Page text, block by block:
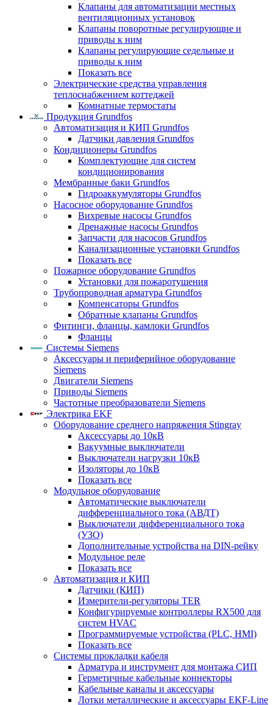
Клапаны для автоматизации местных
вентиляционных установок
Клапаны поворотные регулирующие и
приводы к ним
Клапаны регулирующие седельные и
приводы к ним
Показать все
Электрические средства управления
теплоснабжением коттеджей
Комнатные термостаты
Продукция Grundfos
Автоматизация и КИП Grundfos
Датчики давления Grundfos
Кондиционеры Grundfos
Комплектующие для систем
кондиционирования
Мембранные баки Grundfos
Гидроаккумуляторы Grundfos
Насосное оборудование Grundfos
Вихревые насосы Grundfos
Дренажные насосы Grundfos
Запчасти для насосов Grundfos
Канализационные установки Grundfos
Показать все
Пожарное оборудование Grundfos
Установки для пожаротушения
Трубопроводная арматура Grundfos
Компенсаторы Grundfos
Обратные клапаны Grundfos
Фитинги, фланцы, камлоки Grundfos
Фланцы
Системы Siemens
Аксессуары и периферийное оборудование
Siemens
Двигатели Siemens
Приводы Siemens
Частотные преобразователи Siemens
Электрика EKF
Оборудование среднего напряжения Stingray
Аксессуары до 10кВ
Вакуумные выключатели
Выключатели нагрузки 10кВ
Изоляторы до 10кВ
Показать все
Модульное оборудование
Автоматические выключатели
дифференциального тока (АВДТ)
Выключатели дифференциального тока
(УЗО)
Дополнительные устройства на DIN-рейку
Модульное реле
Показать все
Автоматизация и КИП
Датчики (КИП)
Измерители-регуляторы TER
Конфигурируемые контроллеры RX500 для
систем HVAC
Программируемые устройства (PLC, HMI)
Показать все
Системы прокладки кабеля
Арматура и инструмент для монтажа СИП
Герметичные кабельные коннекторы
Кабельные каналы и аксессуары
Лотки металлические и аксессуары EKF-Line